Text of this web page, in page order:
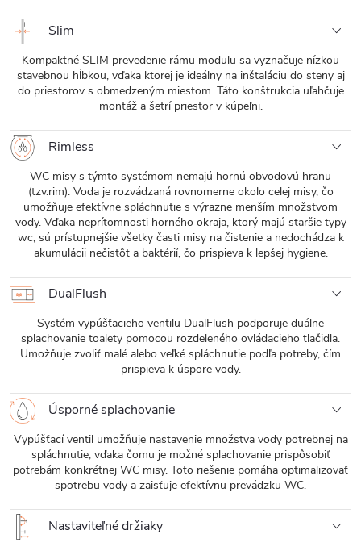
Slim
Kompaktné SLIM prevedenie rámu modulu sa vyznačuje nízkou
stavebnou hĺbkou, vďaka ktorej je ideálny na inštaláciu do steny aj
do priestorov s obmedzeným miestom. Táto konštrukcia uľahčuje
montáž a šetrí priestor v kúpeľni.
Rimless
WC misy s týmto systémom nemajú hornú obvodovú hranu
(tzv.rim). Voda je rozvádzaná rovnomerne okolo celej misy, čo
umožňuje efektívne spláchnutie s výrazne menším množstvom
vody. Vďaka neprítomnosti horného okraja, ktorý majú staršie typy
wc, sú prístupnejšie všetky časti misy na čistenie a nedochádza k
akumulácii nečistôt a baktérií, čo prispieva k lepšej hygiene.
DualFlush
Systém vypúšťacieho ventilu DualFlush podporuje duálne
splachovanie toalety pomocou rozdeleného ovládacieho tlačidla.
Umožňuje zvoliť malé alebo veľké spláchnutie podľa potreby, čím
prispieva k úspore vody.
Úsporné splachovanie
Vypúšťací ventil umožňuje nastavenie množstva vody potrebnej na
spláchnutie, vďaka čomu je možné splachovanie prispôsobiť
potrebám konkrétnej WC misy. Toto riešenie pomáha optimalizovať
spotrebu vody a zaisťuje efektívnu prevádzku WC.
Nastaviteľné držiaky